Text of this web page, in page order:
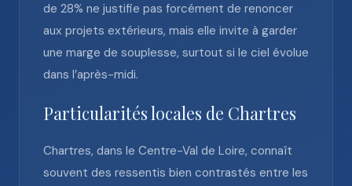
de 28% ne justifie pas forcément de renoncer
aux projets extérieurs, mais elle invite à garder
une marge de souplesse, surtout si le ciel évolue
dans l’après-midi.
Particularités locales de Chartres
Chartres, dans le Centre-Val de Loire, connaît
souvent des ressentis bien contrastés entre les